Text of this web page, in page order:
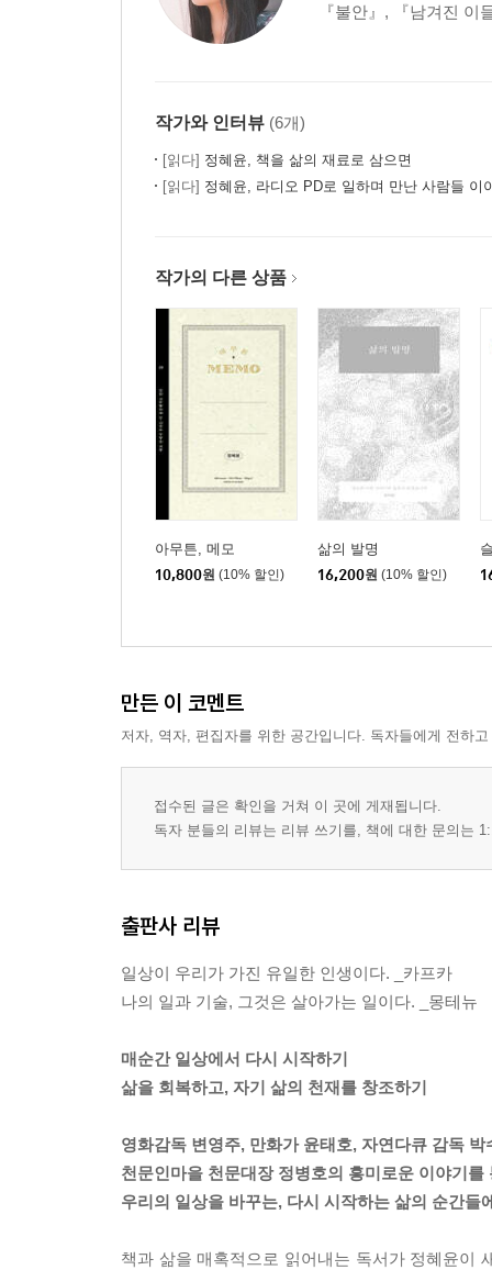
『불안』, 『남겨진
작가와 인터뷰 (6개)
[읽다] 정혜윤, 책을 삶의 재료로 삼으면
[읽다] 정혜윤, 라디오 PD로 일하며 만난 사람들 이
작가의 다른 상품
아무튼, 메모
10,800원 (10% 할인)
삶의 발명
16,200원 (10% 할인)
만든 이 코멘트
저자, 역자, 편집자를 위한 공간입니다. 독자들에게 전하
접수된 글은 확인을 거쳐 이 곳에 게재됩니다.
독자 분들의 리뷰는 리뷰 쓰기를, 책에 대한 문의는
출판사 리뷰
일상이 우리가 가진 유일한 인생이다. _카프카
나의 일과 기술, 그것은 살아가는 일이다. _몽테뉴
매순간 일상에서 다시 시작하기
삶을 회복하고, 자기 삶의 천재를 창조하기
영화감독 변영주, 만화가 윤태호, 자연다큐 감독
천문인마을 천문대장 정병호의 흥미로운 이야기
우리의 일상을 바꾸는, 다시 시작하는 삶의 순간들
책과 삶을 매혹적으로 읽어내는 독서가 정혜윤이